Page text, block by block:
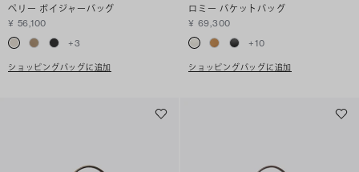
ペリー ボイジャーバッグ
¥ 56,100
+3
ショッピングバッグに追加
ロミー バケットバッグ
¥ 69,300
+10
ショッピングバッグに追加